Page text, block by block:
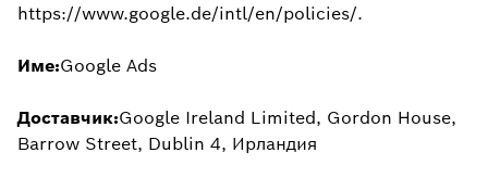
https://www.google.de/intl/en/policies/.
Име:Google Ads
Доставчик:Google Ireland Limited, Gordon House,
Barrow Street, Dublin 4, Ирландия